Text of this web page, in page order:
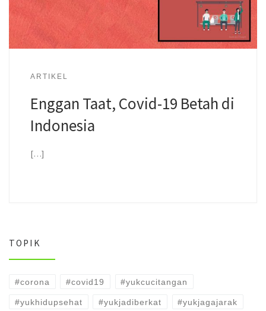
ARTIKEL
Enggan Taat, Covid-19 Betah di
Indonesia
[…]
TOPIK
#corona #covid19 #yukcucitangan
#yukhidupsehat #yukjadiberkat #yukjagajarak